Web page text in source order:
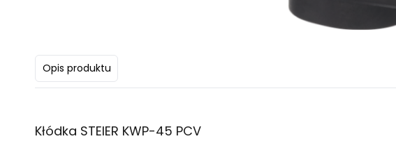
Opis produktu
Kłódka STEIER KWP-45 PCV